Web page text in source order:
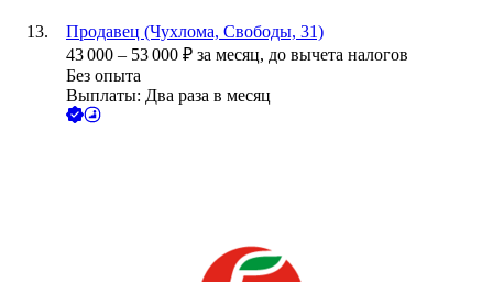
Продавец (Чухлома, Свободы, 31)
43 000 – 53 000 ₽ за месяц, до вычета налогов
Без опыта
Выплаты: Два раза в месяц